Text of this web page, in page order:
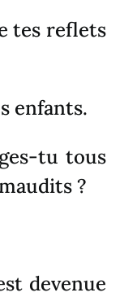
tes reflets
enfants.
tu tous
?
devenue